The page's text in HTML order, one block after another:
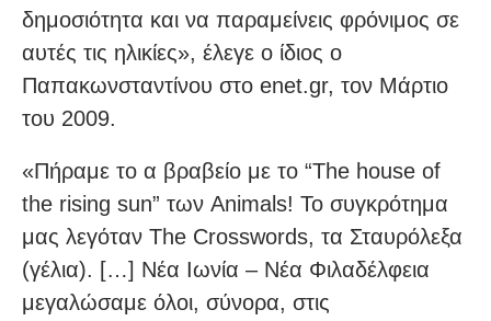
δημοσιότητα και να παραμείνεις φρόνιμος σε
αυτές τις ηλικίες», έλεγε ο ίδιος ο
Παπακωνσταντίνου στο enet.gr, τον Μάρτιο
του 2009.
«Πήραμε το α βραβείο με το “The house of
the rising sun” των Animals! Το συγκρότημα
μας λεγόταν The Crosswords, τα Σταυρόλεξα
(γέλια). […] Νέα Ιωνία – Νέα Φιλαδέλφεια
μεγαλώσαμε όλοι, σύνορα, στις